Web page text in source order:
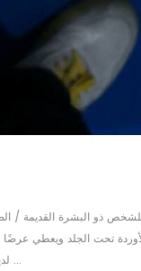
ذو البشرة القديمة /
للممرضة والطبيب رؤية الأوعية الدموية بسهولة والعثور على مواقع IV لوضع الإبرة. ZD Medical لديها ...